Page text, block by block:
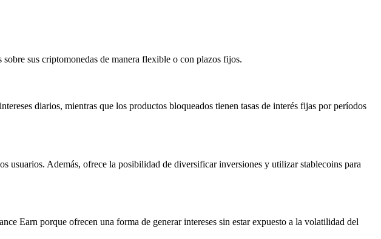
sus criptomonedas de manera flexible o con plazos fijos.
diarios, mientras que los productos bloqueados tienen tasas de interés fijas por períodos
usuarios. Además, ofrece la posibilidad de diversificar inversiones y utilizar stablecoins para
Earn porque ofrecen una forma de generar intereses sin estar expuesto a la volatilidad del